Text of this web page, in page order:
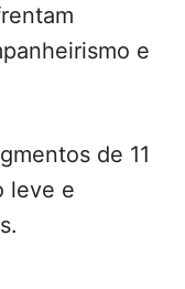
e
de 11
leve e